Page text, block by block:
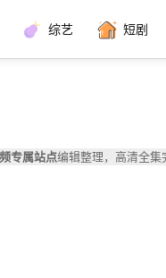
综艺 短剧
专属站点编辑整理，高清全集